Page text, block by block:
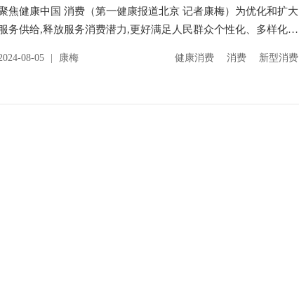
焦健康中国 消费（第一健康报道北京 记者康梅）为优化和扩大
服务供给,释放服务消费潜力,更好满足人民群众个性化、多样化、
08-05 康梅 健康消费 消费 新型消费